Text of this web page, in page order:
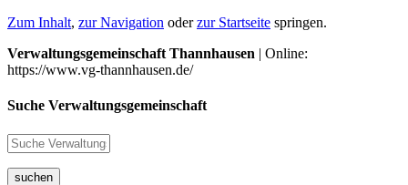
Zum Inhalt, zur Navigation oderzur Startseite springen.
Verwaltungsgemeinschaft Thannhausen | Online:
https://www.vg-thannhausen.de/
Suche Verwaltungsgemeinschaft
suchen